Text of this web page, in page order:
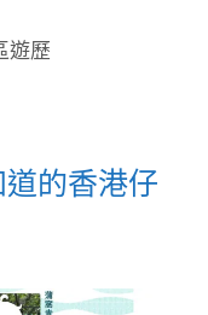
遊歷
的香港仔